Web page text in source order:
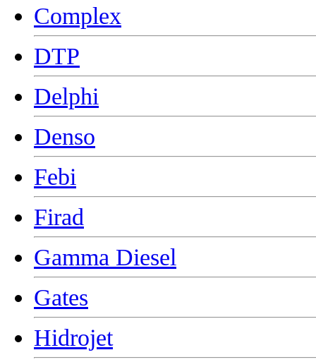
Complex
DTP
Delphi
Denso
Febi
Firad
Gamma Diesel
Gates
Hidrojet